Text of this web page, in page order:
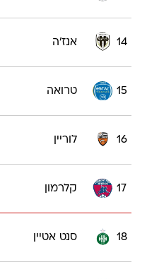
14 אנז'ה
15 טרואה
16 לוריין
17 קלרמון
18 סנט אטיין